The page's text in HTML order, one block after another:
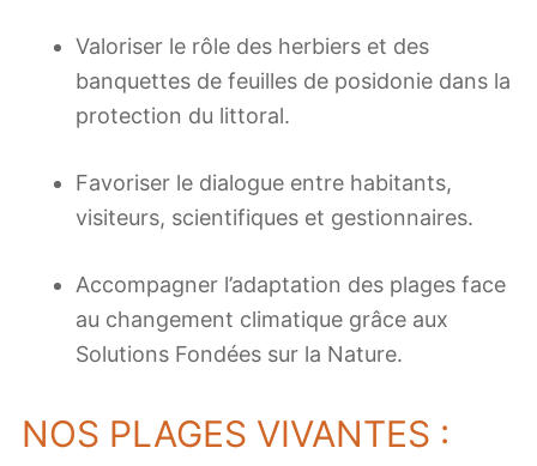
Valoriser le rôle des herbiers et des
banquettes de feuilles de posidonie dans la
protection du littoral.
Favoriser le dialogue entre habitants,
visiteurs, scientifiques et gestionnaires.
Accompagner l’adaptation des plages face
au changement climatique grâce aux
Solutions Fondées sur la Nature.
NOS PLAGES VIVANTES :